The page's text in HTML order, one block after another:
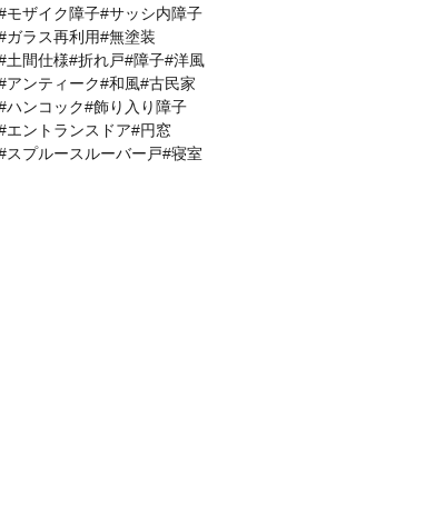
モザイク障子 サッシ内障子
ガラス再利用
無塗装
土間仕様 折れ戸 障子 洋風
アンティーク
和風 古民家
ハンコック
飾り入り障子
エントランスドア
円窓
スプルースルーバー戸 寝室